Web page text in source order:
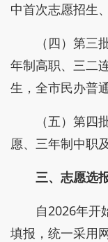
中首次志愿招生
（四）第
年制高职、三二
生，全市民办普
（五）第
愿、三年制中职
三、志愿选
自2026年开
填报，统一采用